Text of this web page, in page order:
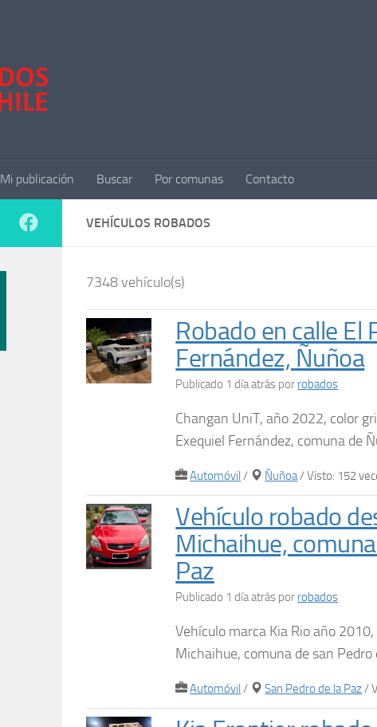
Mi publicación Buscar Por comunas Contacto
VEHÍCULOS ROBADOS
7348 vehículo(s)
Robado en calle El
Fernández, Ñuñoa
Publicado 1 día atrás por robados
Changan UniT, año 2022, color
Exequiel Fernández, comuna de
Automóvil / Ñuñoa/ Visto: 152
Vehículo robado
Michaihue,
Paz
Publicado 1 día atrás por robados
Vehículo marca Kia Rio año
Michaihue, comuna de san Pedro
Automóvil / San Pedro de la Paz/